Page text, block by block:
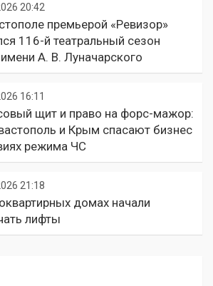
20:42
премьерой «Ревизор»
116-й театральный сезон
имени А. В. Луначарского
16:11
щит и право на форс-мажор:
и Крым спасают бизнес
режима ЧС
21:18
домах начали
лифты